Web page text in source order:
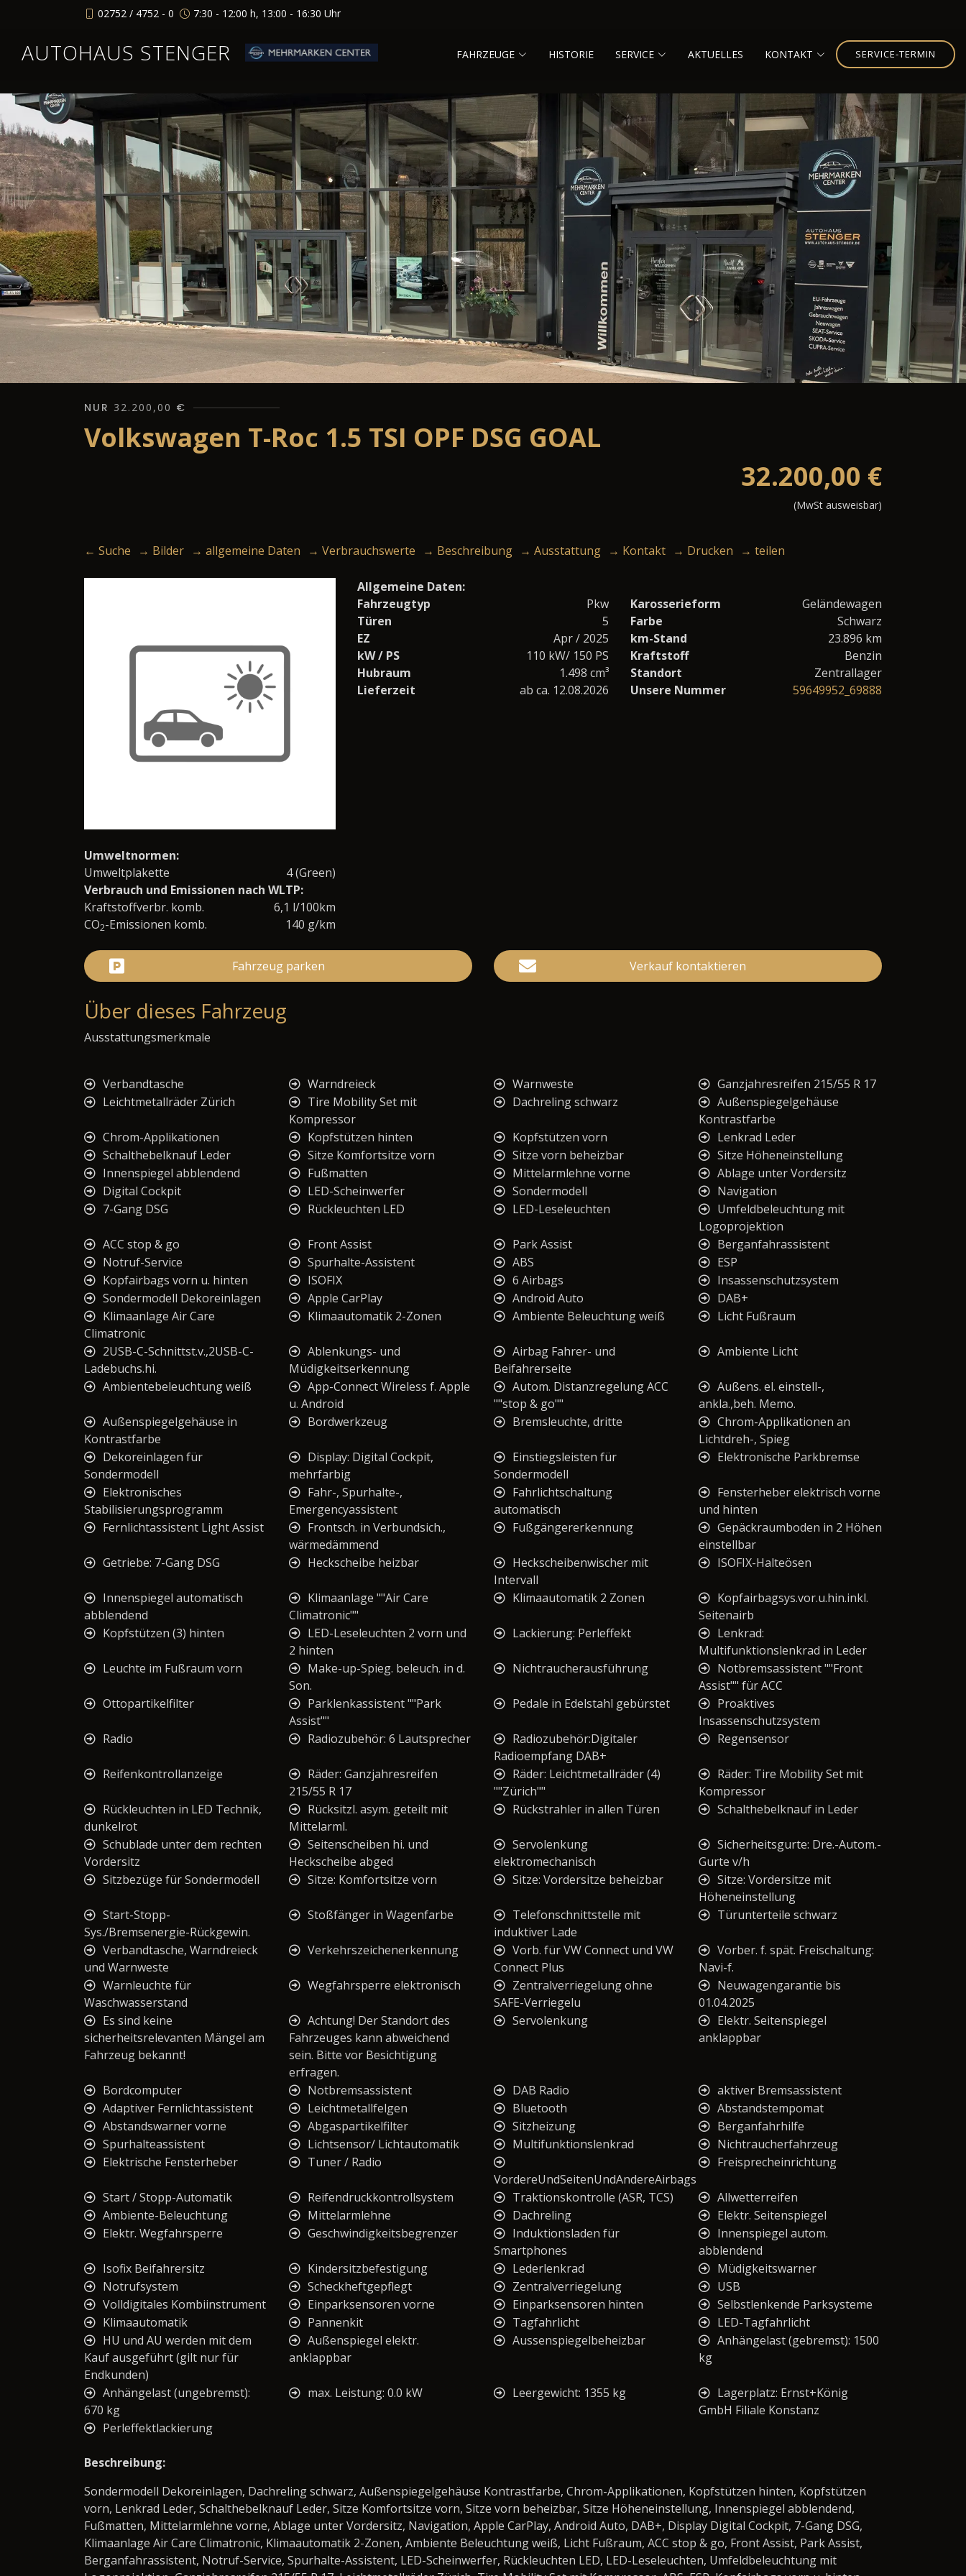
02752 / 4752 - 0 7:30 - 12:00 h, 13:00 - 16:30 Uhr
AUTOHAUS STENGER FAHRZEUGE HISTORIE SERVICE AKTUELLES KONTAKT SERVICE-TERMIN
NUR 32.200,00 €
Volkswagen T-Roc 1.5 TSI OPF DSG GOAL
32.200,00 €
(MwSt ausweisbar)
← Suche → Bilder → allgemeine Daten → Verbrauchswerte → Beschreibung → Ausstattung → Kontakt → Drucken → teilen
Allgemeine Daten:
Fahrzeugtyp
Pkw Karosserieform
Geländewagen
Türen
5 Farbe
Schwarz
EZ
Apr / 2025 km-Stand
23.896 km
kW / PS
110 kW/ 150 PS Kraftstoff
Benzin
Hubraum
1.498 cm³ Standort
Zentrallager
Lieferzeit
ab ca. 12.08.2026 Unsere Nummer 59649952_69888
Umweltnormen:
Umweltplakette
4 (Green)
Verbrauch und Emissionen nach WLTP:
Kraftstoffverbr. komb.
6,1 l/100km
CO2-Emissionen komb. 140 g/km
Fahrzeug parken Verkauf kontaktieren
Über dieses Fahrzeug
Ausstattungsmerkmale
Verbandtasche Warndreieck Warnweste
Ganzjahresreifen 215/55 R 17
Leichtmetallräder Zürich
Tire Mobility Set mit
Kompressor
Dachreling schwarz
Außenspiegelgehäuse
Kontrastfarbe
Chrom-Applikationen
Kopfstützen hinten Kopfstützen vorn
Lenkrad Leder
Schalthebelknauf Leder
Sitze Komfortsitze vorn Sitze vorn beheizbar
Sitze Höheneinstellung
Innenspiegel abblendend
Fußmatten Mittelarmlehne vorne
Ablage unter Vordersitz
Digital Cockpit
LED-Scheinwerfer Sondermodell
Navigation
7-Gang DSG
Rückleuchten LED LED-Leseleuchten
Umfeldbeleuchtung mit
Logoprojektion
ACC stop & go
Front Assist Park Assist
Berganfahrassistent
Notruf-Service
Spurhalte-Assistent ABS
ESP
Kopfairbags vorn u. hinten
ISOFIX 6 Airbags
Insassenschutzsystem
Sondermodell Dekoreinlagen
Apple CarPlay Android Auto
DAB+
Klimaanlage Air Care
Climatronic
Klimaautomatik 2-Zonen Ambiente Beleuchtung weiß Licht Fußraum
2USB-C-Schnittst.v.,2USB-C-
Ladebuchs.hi.
Ablenkungs- und
Müdigkeitserkennung
Airbag Fahrer- und
Beifahrerseite
Ambiente Licht
Ambientebeleuchtung weiß
App-Connect Wireless f. Apple
u. Android
Autom. Distanzregelung ACC
""stop & go""
Außens. el. einstell-,
ankla.,beh. Memo.
Außenspiegelgehäuse in
Kontrastfarbe
Bordwerkzeug Bremsleuchte, dritte
Chrom-Applikationen an
Lichtdreh-, Spieg
Dekoreinlagen für
Sondermodell
Display: Digital Cockpit,
mehrfarbig
Einstiegsleisten für
Sondermodell
Elektronische Parkbremse
Elektronisches
Stabilisierungsprogramm
Fahr-, Spurhalte-,
Emergencyassistent
Fahrlichtschaltung
automatisch
Fensterheber elektrisch vorne
und hinten
Fernlichtassistent Light Assist
Frontsch. in Verbundsich.,
wärmedämmend
Fußgängererkennung
Gepäckraumboden in 2 Höhen
einstellbar
Getriebe: 7-Gang DSG
Heckscheibe heizbar
Heckscheibenwischer mit
Intervall
ISOFIX-Halteösen
Innenspiegel automatisch
abblendend
Klimaanlage ""Air Care
Climatronic""
Klimaautomatik 2 Zonen
Kopfairbagsys.vor.u.hin.inkl.
Seitenairb
Kopfstützen (3) hinten
LED-Leseleuchten 2 vorn und
2 hinten
Lackierung: Perleffekt
Lenkrad:
Multifunktionslenkrad in Leder
Leuchte im Fußraum vorn
Make-up-Spieg. beleuch. in d.
Son.
Nichtraucherausführung
Notbremsassistent ""Front
Assist"" für ACC
Ottopartikelfilter
Parklenkassistent ""Park
Assist""
Pedale in Edelstahl gebürstet
Proaktives
Insassenschutzsystem
Radio
Radiozubehör: 6 Lautsprecher
Radiozubehör:Digitaler
Radioempfang DAB+
Regensensor
Reifenkontrollanzeige
Räder: Ganzjahresreifen
215/55 R 17
Räder: Leichtmetallräder (4)
""Zürich""
Räder: Tire Mobility Set mit
Kompressor
Rückleuchten in LED Technik,
dunkelrot
Rücksitzl. asym. geteilt mit
Mittelarml.
Rückstrahler in allen Türen Schalthebelknauf in Leder
Schublade unter dem rechten
Vordersitz
Seitenscheiben hi. und
Heckscheibe abged
Servolenkung
elektromechanisch
Sicherheitsgurte: Dre.-Autom.-
Gurte v/h
Sitzbezüge für Sondermodell
Sitze: Komfortsitze vorn Sitze: Vordersitze beheizbar
Sitze: Vordersitze mit
Höheneinstellung
Start-Stopp-
Sys./Bremsenergie-Rückgewin.
Stoßfänger in Wagenfarbe
Telefonschnittstelle mit
induktiver Lade
Türunterteile schwarz
Verbandtasche, Warndreieck
und Warnweste
Verkehrszeichenerkennung
Vorb. für VW Connect und VW
Connect Plus
Vorber. f. spät. Freischaltung:
Navi-f.
Warnleuchte für
Waschwasserstand
Wegfahrsperre elektronisch
Zentralverriegelung ohne
SAFE-Verriegelu
Neuwagengarantie bis
01.04.2025
Es sind keine
sicherheitsrelevanten Mängel am
Fahrzeug bekannt!
Achtung! Der Standort des
Fahrzeuges kann abweichend
sein. Bitte vor Besichtigung
erfragen.
Servolenkung
Elektr. Seitenspiegel
anklappbar
Bordcomputer Notbremsassistent DAB Radio
aktiver Bremsassistent
Adaptiver Fernlichtassistent
Leichtmetallfelgen Bluetooth
Abstandstempomat
Abstandswarner vorne
Abgaspartikelfilter Sitzheizung
Berganfahrhilfe
Spurhalteassistent
Lichtsensor/ Lichtautomatik Multifunktionslenkrad
Nichtraucherfahrzeug
Elektrische Fensterheber
Tuner / Radio
VordereUndSeitenUndAndereAirbags
Freisprecheinrichtung
Start / Stopp-Automatik Reifendruckkontrollsystem Traktionskontrolle (ASR, TCS)
Allwetterreifen
Ambiente-Beleuchtung
Mittelarmlehne Dachreling
Elektr. Seitenspiegel
Elektr. Wegfahrsperre
Geschwindigkeitsbegrenzer
Induktionsladen für
Smartphones
Innenspiegel autom.
abblendend
Isofix Beifahrersitz
Kindersitzbefestigung Lederlenkrad
Müdigkeitswarner
Notrufsystem
Scheckheftgepflegt Zentralverriegelung
USB
Volldigitales Kombiinstrument
Einparksensoren vorne Einparksensoren hinten
Selbstlenkende Parksysteme
Klimaautomatik
Pannenkit Tagfahrlicht
LED-Tagfahrlicht
HU und AU werden mit dem
Kauf ausgeführt (gilt nur für
Endkunden)
Außenspiegel elektr.
anklappbar
Aussenspiegelbeheizbar
Anhängelast (gebremst): 1500
kg
Anhängelast (ungebremst):
670 kg
max. Leistung: 0.0 kW Leergewicht: 1355 kg
Lagerplatz: Ernst+König
GmbH Filiale Konstanz
Perleffektlackierung
Beschreibung:
Sondermodell Dekoreinlagen, Dachreling schwarz, Außenspiegelgehäuse Kontrastfarbe, Chrom-Applikationen, Kopfstützen hinten, Kopfstützen
vorn, Lenkrad Leder, Schalthebelknauf Leder, Sitze Komfortsitze vorn, Sitze vorn beheizbar, Sitze Höheneinstellung, Innenspiegel abblendend,
Fußmatten, Mittelarmlehne vorne, Ablage unter Vordersitz, Navigation, Apple CarPlay, Android Auto, DAB+, Display Digital Cockpit, 7-Gang DSG,
Klimaanlage Air Care Climatronic, Klimaautomatik 2-Zonen, Ambiente Beleuchtung weiß, Licht Fußraum, ACC stop & go, Front Assist, Park Assist,
Berganfahrassistent, Notruf-Service, Spurhalte-Assistent, LED-Scheinwerfer, Rückleuchten LED, LED-Leseleuchten, Umfeldbeleuchtung mit